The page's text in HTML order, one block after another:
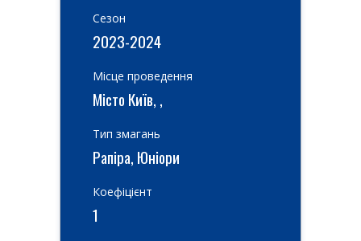
Cезон
2023-2024
Місце проведення
Місто Київ, ,
Тип змагань
Рапіра, Юніори
Коефіцієнт
1